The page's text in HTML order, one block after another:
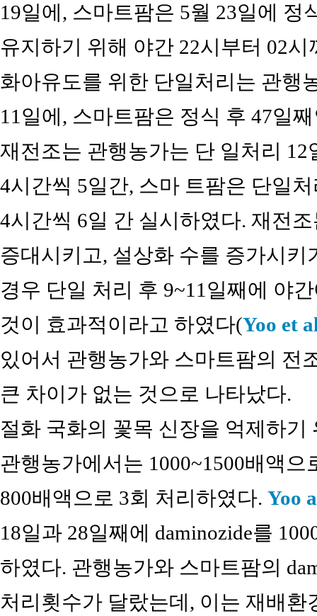
19일에, 스마트팜은 5월 23일에 정
유지하기 위해 야간 22시부터 02
화아유도를 위한 단일처리는 관행
11일에, 스마트팜은 정식 후 47일
재전조는 관행농가는 단 일처리
4시간씩 5일간, 스마 트팜은 단일
4시간씩 6일 간 실시하였다. 재전
증대시키고, 설상화 수를 증가시키
경우 단일 처리 후 9~11일째에 야
것이 효과적이라고 하였다(Yoo et
있어서 관행농가와 스마트팜의 전
큰 차이가 없는 것으로 나타났다.
절화 국화의 꽃목 신장을 억제하기
관행농가에서는 1000~1500배액
800배액으로 3회 처리하였다. Yoo
18일과 28일째에 daminozide를
하였다. 관행농가와 스마트팜의
처리횟수가 달랐는데, 이는 재배